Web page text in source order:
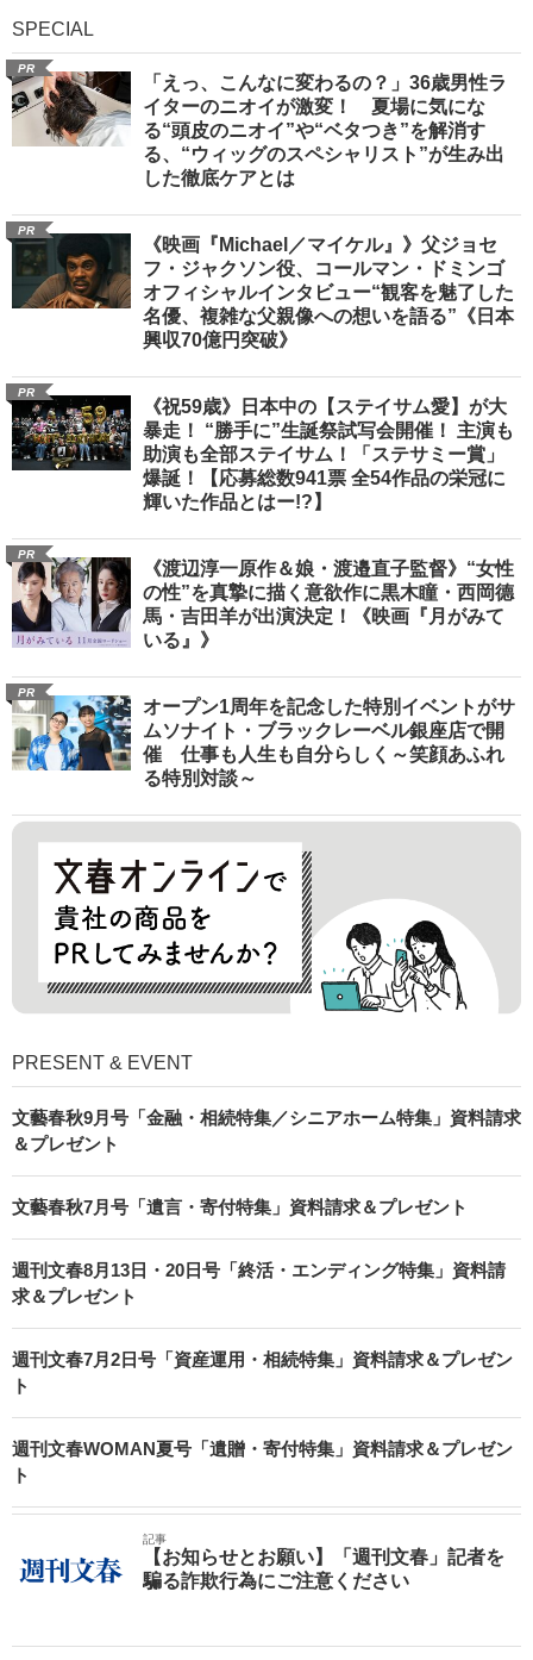
SPECIAL
PR
「えっ、こんなに変わるの？」36歳男性ラ
イターのニオイが激変！ 夏場に気にな
る“頭皮のニオイ”や“ベタつき”を解消す
る、“ウィッグのスペシャリスト”が生み出
した徹底ケアとは
PR
《映画『Michael／マイケル』》父ジョセ
フ・ジャクソン役、コールマン・ドミンゴ
オフィシャルインタビュー“観客を魅了した
名優、複雑な父親像への想いを語る”《日本
興収70億円突破》
PR
《祝59歳》日本中の【ステイサム愛】が大
暴走！ “勝手に”生誕祭試写会開催！ 主演も
助演も全部ステイサム！「ステサミー賞」
爆誕！【応募総数941票 全54作品の栄冠に
輝いた作品とはー!?】
PR
《渡辺淳一原作＆娘・渡邉直子監督》“女性
の性”を真摯に描く意欲作に黒木瞳・西岡德
馬・吉田羊が出演決定！《映画『月がみて
いる』》
PR
オープン1周年を記念した特別イベントがサ
ムソナイト・ブラックレーベル銀座店で開
催 仕事も人生も自分らしく～笑顔あふれ
る特別対談～
PRESENT & EVENT
文藝春秋9月号「金融・相続特集／シニアホーム特集」資料請求
＆プレゼント
文藝春秋7月号「遺言・寄付特集」資料請求＆プレゼント
週刊文春8月13日・20日号「終活・エンディング特集」資料請
求＆プレゼント
週刊文春7月2日号「資産運用・相続特集」資料請求＆プレゼン
ト
週刊文春WOMAN夏号「遺贈・寄付特集」資料請求＆プレゼン
ト
記事
【お知らせとお願い】「週刊文春」記者を
騙る詐欺行為にご注意ください